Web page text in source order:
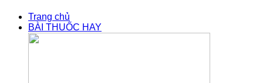
Trang chủ
BÀI THUỐC HAY